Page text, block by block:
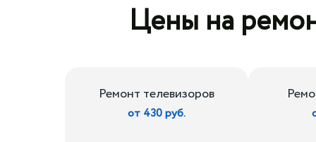
Цены на
Ремонт телевизоров
от 430 руб.